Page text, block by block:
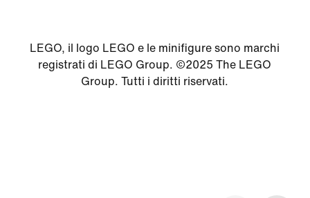
LEGO, il logo LEGO e le minifigure sono marchi
registrati di LEGO Group. ©2025 The LEGO
Group. Tutti i diritti riservati.